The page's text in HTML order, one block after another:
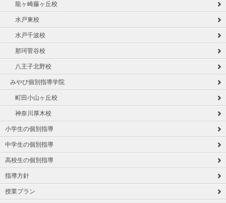
龍ヶ崎藤ヶ丘校
水戸東校
水戸千波校
那珂菅谷校
八王子北野校
みやび個別指導学院
町田小山ヶ丘校
神奈川厚木校
小学生の個別指導
中学生の個別指導
高校生の個別指導
指導方針
授業プラン